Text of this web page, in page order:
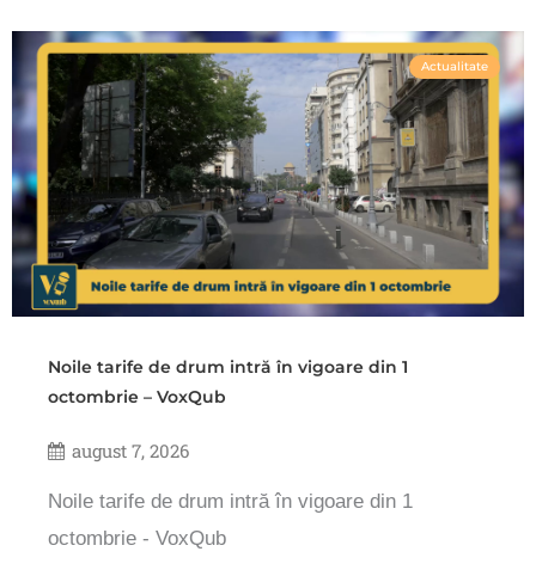
Actualitate
Noile tarife de drum intră în vigoare din 1
octombrie – VoxQub
august 7, 2026
Noile tarife de drum intră în vigoare din 1
octombrie - VoxQub